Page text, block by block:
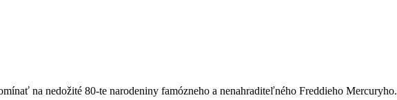
na nedožité 80-te narodeniny famózneho a nenahraditeľného Freddieho Mercuryho.